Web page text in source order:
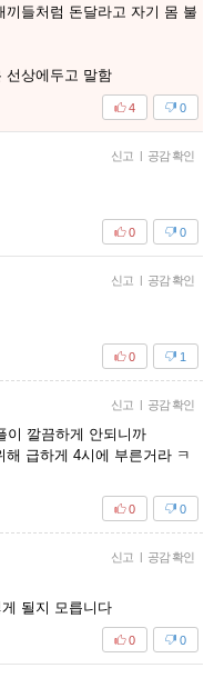
들처럼 돈달라고 자기 몸 불
선상에두고 말함
0
4
신고 | 공감 확인
0
0
신고 | 공감 확인
1
0
신고 | 공감 확인
이 깔끔하게 안되니까
급하게 4시에 부른거라 ㅋ
0
0
신고 | 공감 확인
될지 모릅니다
0
0